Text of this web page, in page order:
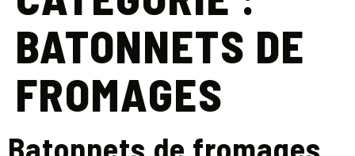
BATONNETS DE
FROMAGES
Batonnets de fromages